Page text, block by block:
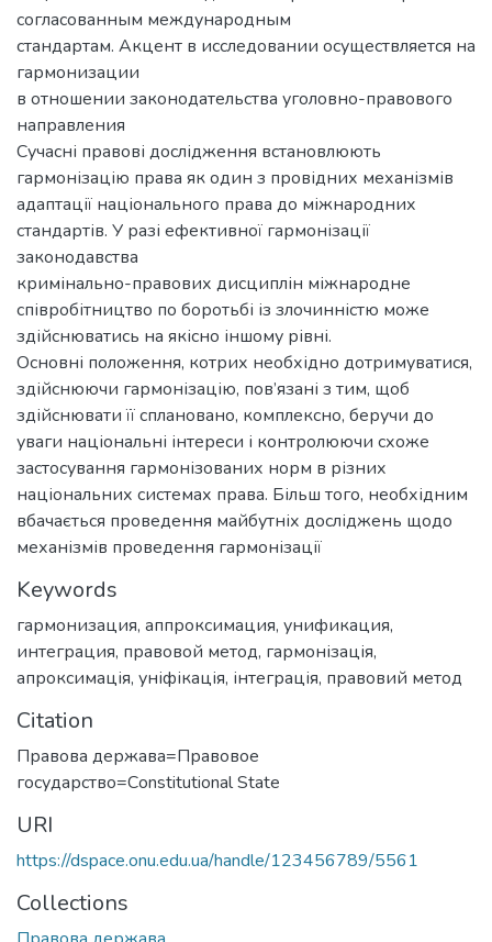
согласованным международным
стандартам. Акцент в исследовании осуществляется на
гармонизации
в отношении законодательства уголовно-правового
направления
Сучасні правові дослідження встановлюють
гармонізацію права як один з провідних механізмів
адаптації національного права до міжнародних
стандартів. У разі ефективної гармонізації
законодавства
кримінально-правових дисциплін міжнародне
співробітництво по боротьбі із злочинністю може
здійснюватись на якісно іншому рівні.
Основні положення, котрих необхідно дотримуватися,
здійснюючи гармонізацію, пов’язані з тим, щоб
здійснювати її сплановано, комплексно, беручи до
уваги національні інтереси і контролюючи схоже
застосування гармонізованих норм в різних
національних системах права. Більш того, необхідним
вбачається проведення майбутніх досліджень щодо
механізмів проведення гармонізації
Keywords
гармонизация, аппроксимация, унификация,
интеграция, правовой метод, гармонізація,
апроксимація, уніфікація, інтеграція, правовий метод
Citation
Правова держава=Правовое
государство=Сonstitutional State
URI
https://dspace.onu.edu.ua/handle/123456789/5561
Collections